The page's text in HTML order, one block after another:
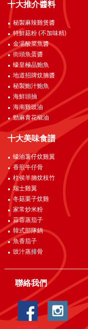
十大推介醬料
秘製麻辣雞煲醬
特鮮菇粉 (不加味精)
金湯酸菜魚醬
街頭魚蛋醬
蠔皇極品鮑魚
地道招牌炆腩醬
秘製鮑汁鮑魚
海鮮頭抽
海南雞豉油
勁麻青花椒油
十大美味食譜
蠔油薯仔炆雞翼
香煎牛仔骨
柱侯羊腩炆枝竹
瑞士雞翼
冬菇栗子炆雞
家常炒米粉
蒜蓉蒸茄子
韓式部隊鍋
魚香茄子
豉汁蒸排骨
聯絡我們